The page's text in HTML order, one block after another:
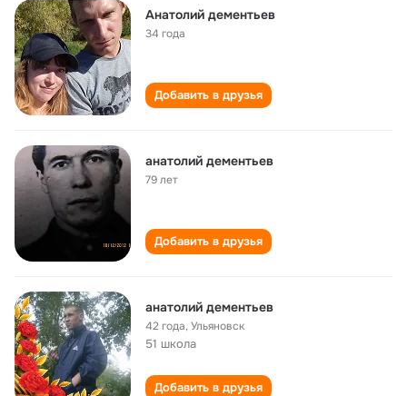
Анатолий дементьев
34 года
Добавить в друзья
анатолий дементьев
79 лет
Добавить в друзья
анатолий дементьев
42 года,Ульяновск
51 школа
Добавить в друзья